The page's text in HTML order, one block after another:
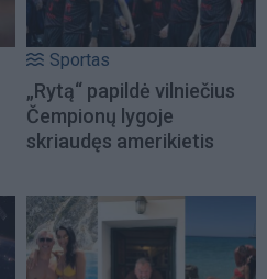
Sportas
„Rytą“ papildė vilniečius
Čempionų lygoje
skriaudęs amerikietis